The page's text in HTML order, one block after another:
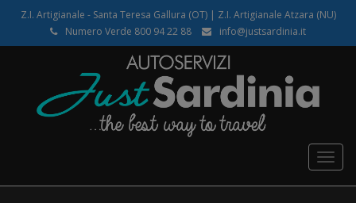
Z.I. Artigianale - Santa Teresa Gallura (OT) | Z.I. Artigianale Atzara (NU)
Numero Verde 800 94 22 88
info@justsardinia.it